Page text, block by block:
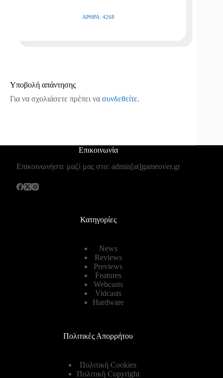
ΆΡΘΡΑ: 4268
Υποβολή απάντησης
Για να σχολιάσετε πρέπει να συνδεθείτε.
Επικοινωνία
Επικοινωνήστε μαζί μας στο: admin[at]gameover.gr
Κατηγορίες
News
Reviews
Previews
Features
Webcasts
Vidcasts
Hardware
Πολιτικές Απορρήτου
Πολιτική Cookies
Πολιτική Copyright